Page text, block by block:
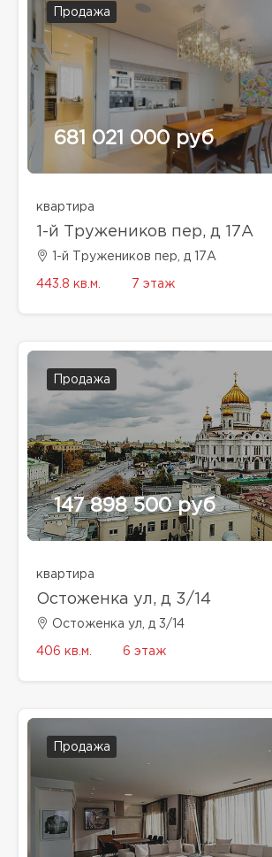
Продажа
681 021 000 руб
квартира
1-й Тружеников пер, д 17А
1-й Тружеников пер, д 17А
443.8 кв.м. 7 этаж
Продажа
147 898 500 руб
квартира
Остоженка ул, д 3/14
Остоженка ул, д 3/14
406 кв.м. 6 этаж
Продажа